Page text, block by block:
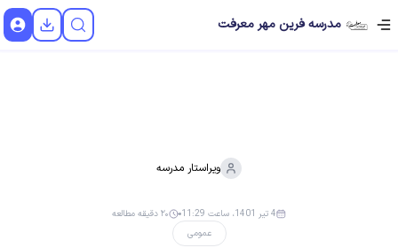
مدرسه فرین مهر معرفت
ویراستار مدرسه
عمومی
4 تیر 1401، ساعت 11:29 ۲۰ دقیقه مطالعه